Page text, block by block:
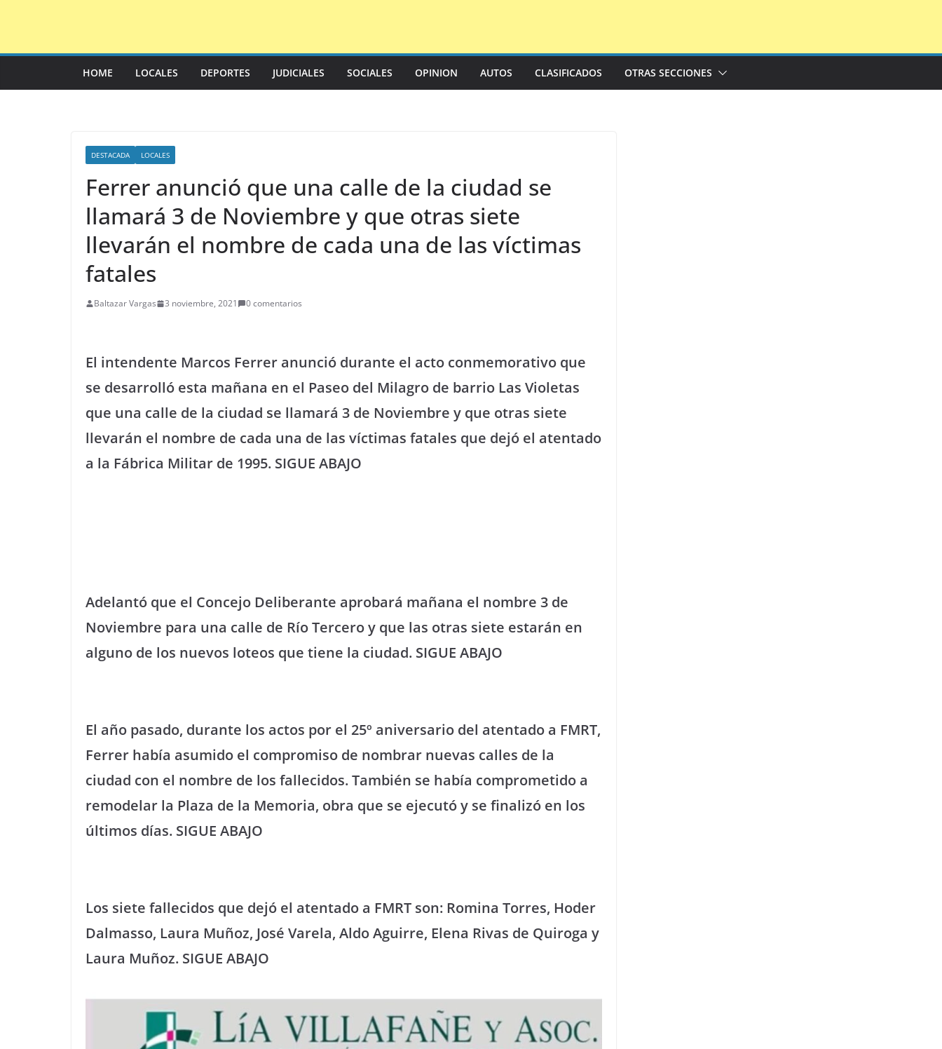
HOME LOCALES DEPORTES JUDICIALES SOCIALES OPINION AUTOS CLASIFICADOS OTRAS SECCIONES
DESTACADA LOCALES
Ferrer anunció que una calle de la ciudad se
llamará 3 de Noviembre y que otras siete
llevarán el nombre de cada una de las víctimas
fatales
Baltazar Vargas 3 noviembre, 2021 0 comentarios
El intendente Marcos Ferrer anunció durante el acto conmemorativo que
se desarrolló esta mañana en el Paseo del Milagro de barrio Las Violetas
que una calle de la ciudad se llamará 3 de Noviembre y que otras siete
llevarán el nombre de cada una de las víctimas fatales que dejó el atentado
a la Fábrica Militar de 1995. SIGUE ABAJO
Adelantó que el Concejo Deliberante aprobará mañana el nombre 3 de
Noviembre para una calle de Río Tercero y que las otras siete estarán en
alguno de los nuevos loteos que tiene la ciudad. SIGUE ABAJO
El año pasado, durante los actos por el 25º aniversario del atentado a FMRT,
Ferrer había asumido el compromiso de nombrar nuevas calles de la
ciudad con el nombre de los fallecidos. También se había comprometido a
remodelar la Plaza de la Memoria, obra que se ejecutó y se finalizó en los
últimos días. SIGUE ABAJO
Los siete fallecidos que dejó el atentado a FMRT son: Romina Torres, Hoder
Dalmasso, Laura Muñoz, José Varela, Aldo Aguirre, Elena Rivas de Quiroga y
Laura Muñoz. SIGUE ABAJO